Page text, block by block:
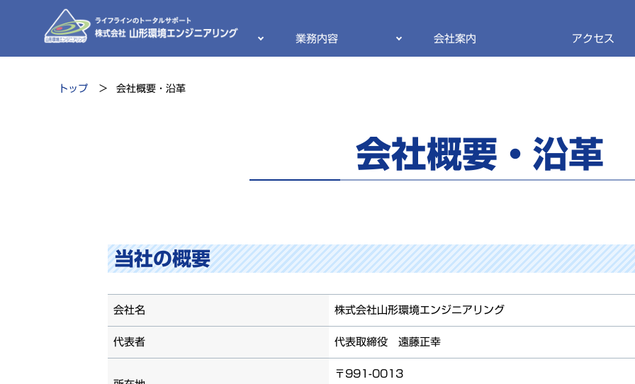
業務内容 会社案内 アクセス
トップ 会社概要・沿革
会社概要・沿革
当社の概要
会社名 株式会社山形環境エンジニアリング
代表者 代表取締役 遠藤正幸
〒991-0013